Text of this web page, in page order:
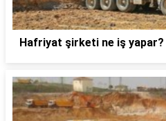
Hafriyat şirketi ne iş yapar?